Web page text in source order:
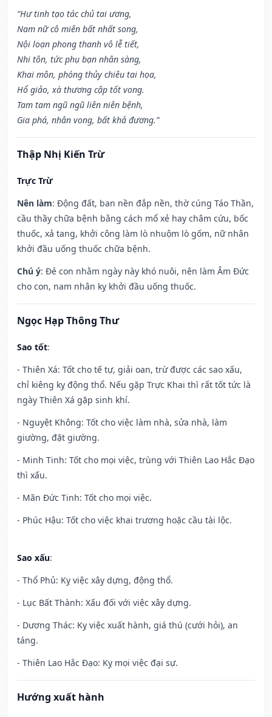
“Hư tinh tạo tác chủ tai ương,
Nam nữ cô miên bất nhất song,
Nội loạn phong thanh vô lễ tiết,
Nhi tôn, tức phụ bạn nhân sàng,
Khai môn, phóng thủy chiêu tai họa,
Hổ giảo, xà thương cập tốt vong.
Tam tam ngũ ngũ liên niên bệnh,
Gia phá, nhân vong, bất khả đương.”
Thập Nhị Kiến Trừ
Trực Trừ
Nên làm: Động đất, ban nền đắp nền, thờ cúng Táo Thần,
cầu thầy chữa bệnh bằng cách mổ xẻ hay châm cứu, bốc
thuốc, xả tang, khởi công làm lò nhuộm lò gốm, nữ nhân
khởi đầu uống thuốc chữa bệnh.
Chú ý: Đẻ con nhằm ngày này khó nuôi, nên làm Âm Đức
cho con, nam nhân kỵ khởi đầu uống thuốc.
Ngọc Hạp Thông Thư
Sao tốt:
- Thiên Xá: Tốt cho tế tự, giải oan, trừ được các sao xấu,
chỉ kiêng kỵ động thổ. Nếu gặp Trực Khai thì rất tốt tức là
ngày Thiên Xá gặp sinh khí.
- Nguyệt Không: Tốt cho việc làm nhà, sửa nhà, làm
giường, đặt giường.
- Minh Tinh: Tốt cho mọi việc, trùng với Thiên Lao Hắc Đạo
thì xấu.
- Mãn Đức Tinh: Tốt cho mọi việc.
- Phúc Hậu: Tốt cho việc khai trương hoặc cầu tài lộc.
Sao xấu:
- Thổ Phủ: Kỵ việc xây dựng, động thổ.
- Lục Bất Thành: Xấu đối với việc xây dựng.
- Dương Thác: Kỵ việc xuất hành, giá thú (cưới hỏi), an
táng.
- Thiên Lao Hắc Đạo: Kỵ mọi việc đại sự.
Hướng xuất hành